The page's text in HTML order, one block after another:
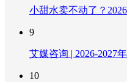
小甜水卖不动了？
9
艾媒咨询 | 2026-2027
10